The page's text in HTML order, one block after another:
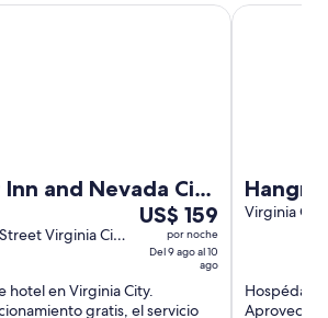
and Nevada City
Virginia City
Del
ago
al
10
US$ 159
por noche
Del 9 ago al 10
ago
hotel en Virginia City.
gratis, el servicio
Nevada City Cabins
Virginia
Hospédate
Aprovecha